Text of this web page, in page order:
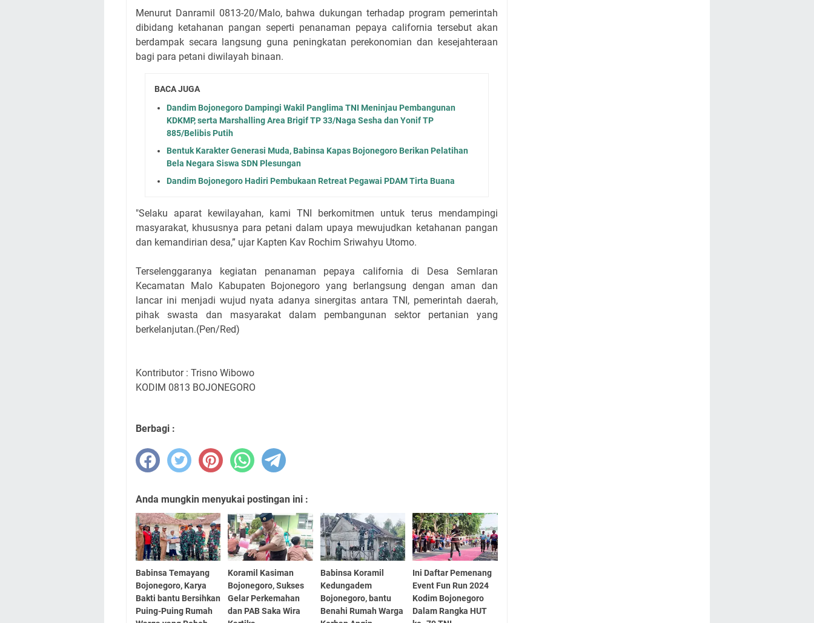
Menurut Danramil 0813-20/Malo, bahwa dukungan terhadap program pemerintah
dibidang ketahanan pangan seperti penanaman pepaya california tersebut akan
berdampak secara langsung guna peningkatan perekonomian dan kesejahteraan
bagi para petani diwilayah binaan.
BACA JUGA
Dandim Bojonegoro Dampingi Wakil Panglima TNI Meninjau Pembangunan
KDKMP, serta Marshalling Area Brigif TP 33/Naga Sesha dan Yonif TP
885/Belibis Putih
Bentuk Karakter Generasi Muda, Babinsa Kapas Bojonegoro Berikan Pelatihan
Bela Negara Siswa SDN Plesungan
Dandim Bojonegoro Hadiri Pembukaan Retreat Pegawai PDAM Tirta Buana
"Selaku aparat kewilayahan, kami TNI berkomitmen untuk terus mendampingi
masyarakat, khususnya para petani dalam upaya mewujudkan ketahanan pangan
dan kemandirian desa,” ujar Kapten Kav Rochim Sriwahyu Utomo.
Terselenggaranya kegiatan penanaman pepaya california di Desa Semlaran
Kecamatan Malo Kabupaten Bojonegoro yang berlangsung dengan aman dan
lancar ini menjadi wujud nyata adanya sinergitas antara TNI, pemerintah daerah,
pihak swasta dan masyarakat dalam pembangunan sektor pertanian yang
berkelanjutan.(Pen/Red)
Kontributor : Trisno Wibowo
KODIM 0813 BOJONEGORO
Berbagi :
Anda mungkin menyukai postingan ini :
Babinsa Temayang
Bojonegoro, Karya
Bakti bantu Bersihkan
Puing-Puing Rumah
Koramil Kasiman
Bojonegoro, Sukses
Gelar Perkemahan
dan PAB Saka Wira
Babinsa Koramil
Kedungadem
Bojonegoro, bantu
Benahi Rumah Warga
Ini Daftar Pemenang
Event Fun Run 2024
Kodim Bojonegoro
Dalam Rangka HUT